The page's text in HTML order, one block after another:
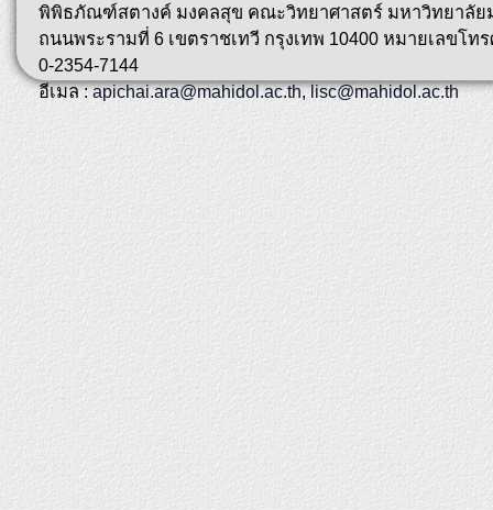
พิพิธภัณฑ์สตางค์ มงคลสุข คณะวิทยาศาสตร์ มหาวิทยาลัย
ถนนพระรามที่ 6 เขตราชเทวี กรุงเทพ 10400 หมายเลขโท
0-2354-7144
อีเมล :apichai.ara@mahidol.ac.th,lisc@mahidol.ac.th